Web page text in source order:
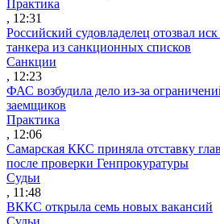
Практика
, 12:31
Российский судовладелец отозвал
танкера из санкционных списков
Санкции
, 12:23
ФАС возбудила дело из-за
заемщиков
Практика
, 12:06
Самарская ККС приняла отставку
после проверки Генпрокуратуры
Судьи
, 11:48
ВККС открыла семь новых вакансий
Судьи